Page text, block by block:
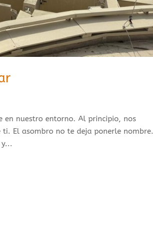
en nuestro entorno. Al principio, nos
El asombro no te deja ponerle nombre.